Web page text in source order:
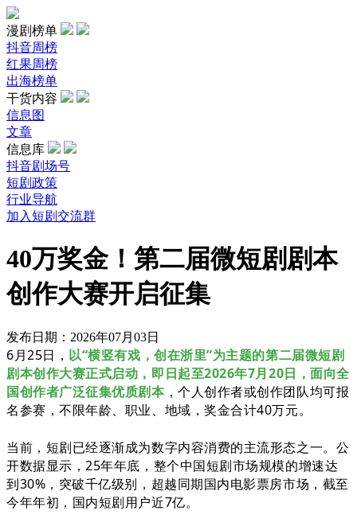
漫剧榜单
抖音周榜
红果周榜
出海榜单
干货内容
信息图
文章
信息库
抖音剧场号
短剧政策
行业导航
加入短剧交流群
40万奖金！第二届微短剧剧本
创作大赛开启征集
发布日期：2026年07月03日
6月25日， 以“横竖有戏，创在浙里”为主题的第二届微短剧
剧本创作大赛正式启动 ， 即日起至2026年7月20日，面向全
国创作者广泛征集优质剧本，个人创作者或创作团队均可报
名参赛，不限年龄、职业、地域，奖金合计40万元。
当前，短剧已经逐渐成为数字内容消费的主流形态之一。公
开数据显示，25年年底，整个中国短剧市场规模的增速达
到30%，突破千亿级别，超越同期国内电影票房市场， 截至
今年年初，国内短剧用户近7亿。